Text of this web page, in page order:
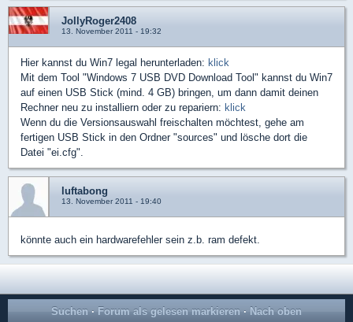
JollyRoger2408
13. November 2011 - 19:32
Hier kannst du Win7 legal herunterladen: klick
Mit dem Tool "Windows 7 USB DVD Download Tool" kannst du Win7
auf einen USB Stick (mind. 4 GB) bringen, um dann damit deinen
Rechner neu zu installiern oder zu repariern: klick
Wenn du die Versionsauswahl freischalten möchtest, gehe am
fertigen USB Stick in den Ordner "sources" und lösche dort die
Datei "ei.cfg".
luftabong
13. November 2011 - 19:40
könnte auch ein hardwarefehler sein z.b. ram defekt.
Suchen · Forum als gelesen markieren · Nach oben